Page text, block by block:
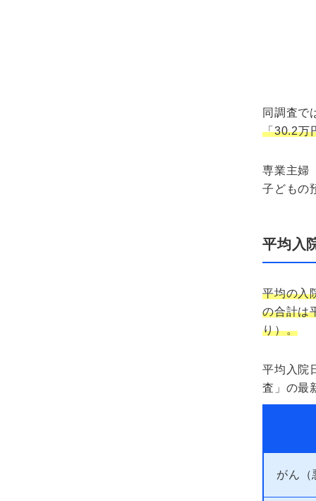
同調査で
「30.2万
専業主婦
子どもの
平均入
平均の入
の合計は
り）。
平均入院
査」の最
がん（